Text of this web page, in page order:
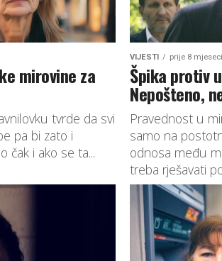
mirovine za
tvrde da svi
pa bi zato i
čak i ako se ta...
VIJESTI prije 8 mjeseci
Špika protiv
Nepošteno,
Pravednost u
samo na
odnosa među
treba rješavati